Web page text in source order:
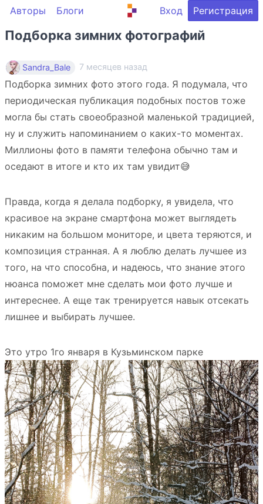
Авторы Блоги Вход Регистрация
Подборка зимних фотографий
Sandra_Bale 7 месяцев назад
Подборка зимних фото этого года. Я подумала, что
периодическая публикация подобных постов тоже
могла бы стать своеобразной маленькой традицией,
ну и служить напоминанием о каких-то моментах.
Миллионы фото в памяти телефона обычно там и
оседают в итоге и кто их там увидит😅
Правда, когда я делала подборку, я увидела, что
красивое на экране смартфона может выглядеть
никаким на большом мониторе, и цвета теряются, и
композиция странная. А я люблю делать лучшее из
того, на что способна, и надеюсь, что знание этого
нюанса поможет мне сделать мои фото лучше и
интереснее. А еще так тренируется навык отсекать
лишнее и выбирать лучшее.
Это утро 1го января в Кузьминском парке